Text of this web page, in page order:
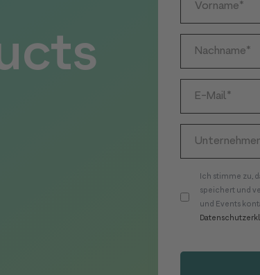
Ich stimme zu,
speichert und
und Events